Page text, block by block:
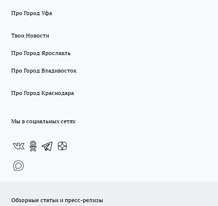
Про Город Уфа
Твои Новости
Про Город Ярославль
Про Город Владивосток
Про Город Краснодара
Мы в социальных сетях
Обзорные статьи и пресс-релизы